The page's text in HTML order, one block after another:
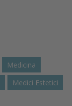
Medicina
Medici Estetici